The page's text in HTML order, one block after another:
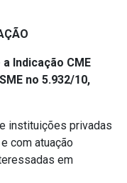
Indicação CME
no 5.932/10,
instituições privadas
com atuação
em